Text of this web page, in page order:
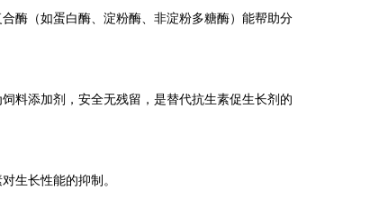
酶（如蛋白酶、淀粉酶、非淀粉多糖酶）能帮助分
料添加剂，安全无残留，是替代抗生素促生长剂的
生长性能的抑制。